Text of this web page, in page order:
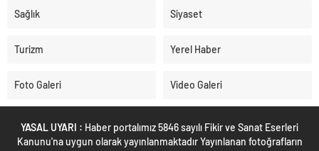
Sağlık Siyaset
Turizm Yerel Haber
Foto Galeri Video Galeri
YASAL UYARI : Haber portalımız 5846 sayılı Fikir ve Sanat Eserleri
Kanunu'na uygun olarak yayınlanmaktadır Yayınlanan fotoğrafların